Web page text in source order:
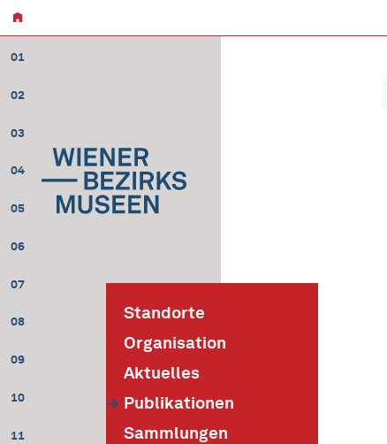
01
02
03
04
05
06
07
08
09
10
11
Standorte
Organisation
Aktuelles
Publikationen
Sammlungen